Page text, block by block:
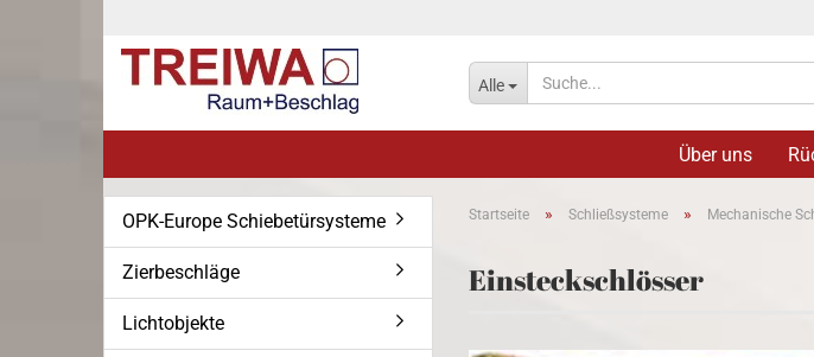
Alle
Über uns
Startseite » Schließsysteme » Mechanische
Einsteckschlösser
OPK-Europe Schiebetürsysteme
Zierbeschläge
Lichtobjekte